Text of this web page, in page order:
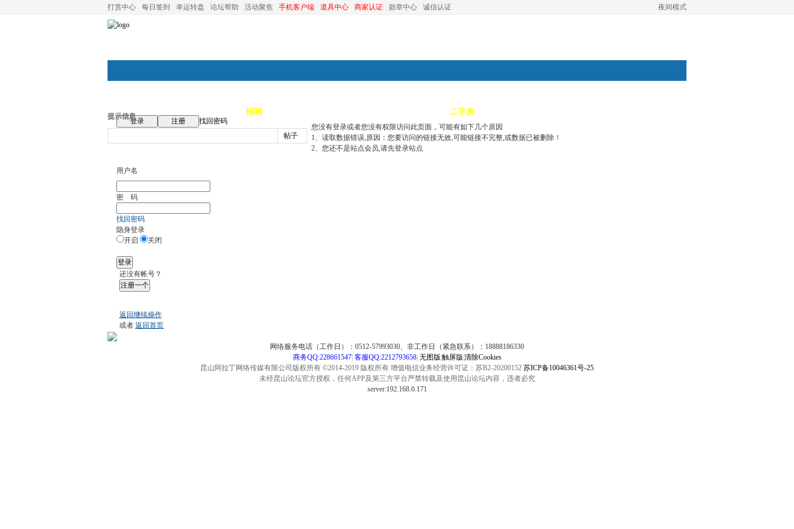
夜间模式
打赏中心 每日签到 幸运转盘 论坛帮助 活动聚焦 手机客户端 道具中心 商家认证 勋章中心 诚信认证
论坛首页 招聘 二手房
登录 注册
找回密码
帖子
提示信息
您没有登录或者您没有权限访问此页面，可能有如下几个原因
1、读取数据错误,原因：您要访问的链接无效,可能链接不完整,或数据已被删除！
2、您还不是站点会员,请先登录站点
用户名
密 码
找回密码
隐身登录
开启
关闭
登录
还没有帐号？
注册一个
返回继续操作
或者 返回首页
网络服务电话（工作日）：0512-57993030、非工作日（紧急联系）：18888186330
商务QQ:228661547| 客服QQ:2212793658| 无图版 触屏版 清除Cookies
昆山阿拉丁网络传媒有限公司版权所有 ©2014-2019 版权所有 增值电信业务经营许可证：苏B2-20200152 苏ICP备10046361号-25
未经昆山论坛官方授权，任何APP及第三方平台严禁转载及使用昆山论坛内容，违者必究
server:192.168.0.171